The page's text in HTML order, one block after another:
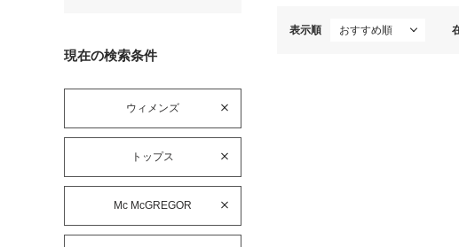
現在の検索条件
ウィメンズ
トップス
Mc McGREGOR
表示順